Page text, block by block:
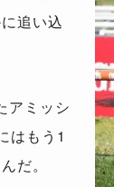
追い込
アミッシ
はもう1
だ。